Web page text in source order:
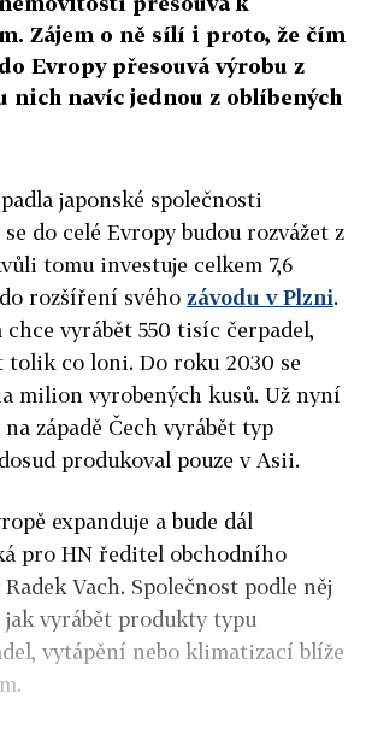
Zájem o ně sílí i proto, že čím
Evropy přesouvá výrobu z
nich navíc jednou z oblíbených
japonské společnosti
do celé Evropy budou rozvážet z
tomu investuje celkem 7,6
rozšíření svého závodu v Plzni.
chce vyrábět 550 tisíc čerpadel,
tolik co loni. Do roku 2030 se
milion vyrobených kusů. Už nyní
na západě Čech vyrábět typ
produkoval pouze v Asii.
expanduje a bude dál
pro HN ředitel obchodního
Vach. Společnost podle něj
jak vyrábět produkty typu
vytápění nebo klimatizací blíže